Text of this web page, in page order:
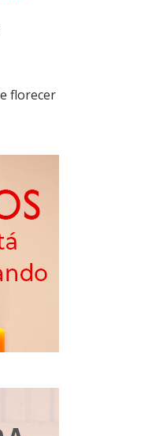
florecer